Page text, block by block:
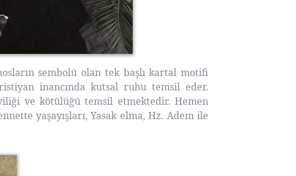
sembolü olan tek başlı kartal motifi
inancında kutsal ruhu temsil eder.
ve kötülüğü temsil etmektedir. Hemen
yaşayışları, Yasak elma, Hz. Adem ile